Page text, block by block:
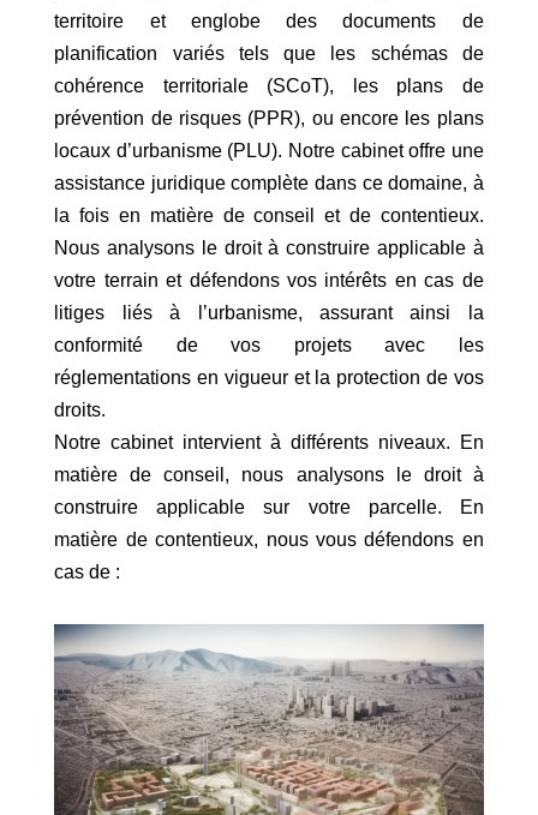
territoire et englobe des documents de
planification variés tels que les schémas de
cohérence territoriale (SCoT), les plans de
prévention de risques (PPR), ou encore les plans
locaux d’urbanisme (PLU). Notre cabinet offre une
assistance juridique complète dans ce domaine, à
la fois en matière de conseil et de contentieux.
Nous analysons le droit à construire applicable à
votre terrain et défendons vos intérêts en cas de
litiges liés à l’urbanisme, assurant ainsi la
conformité de vos projets avec les
réglementations en vigueur et la protection de vos
droits.
Notre cabinet intervient à différents niveaux. En
matière de conseil, nous analysons le droit à
construire applicable sur votre parcelle. En
matière de contentieux, nous vous défendons en
cas de :